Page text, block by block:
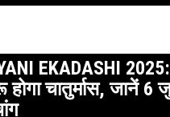
EKADASHI
चातुर्मास, जानें 6